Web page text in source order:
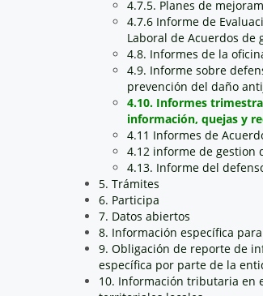
4.7.5. Planes de
4.7.6 Informe de
Laboral de Acuerdos de
4.8. Informes de la
4.9. Informe sobre
prevención del daño
4.10. Informes
información, quejas y
4.11 Informes de
4.12 informe de gestion
4.13. Informe del
5. Trámites
6. Participa
7. Datos abiertos
8. Información específica
9. Obligación de reporte de
específica por parte de la
10. Información tributaria en